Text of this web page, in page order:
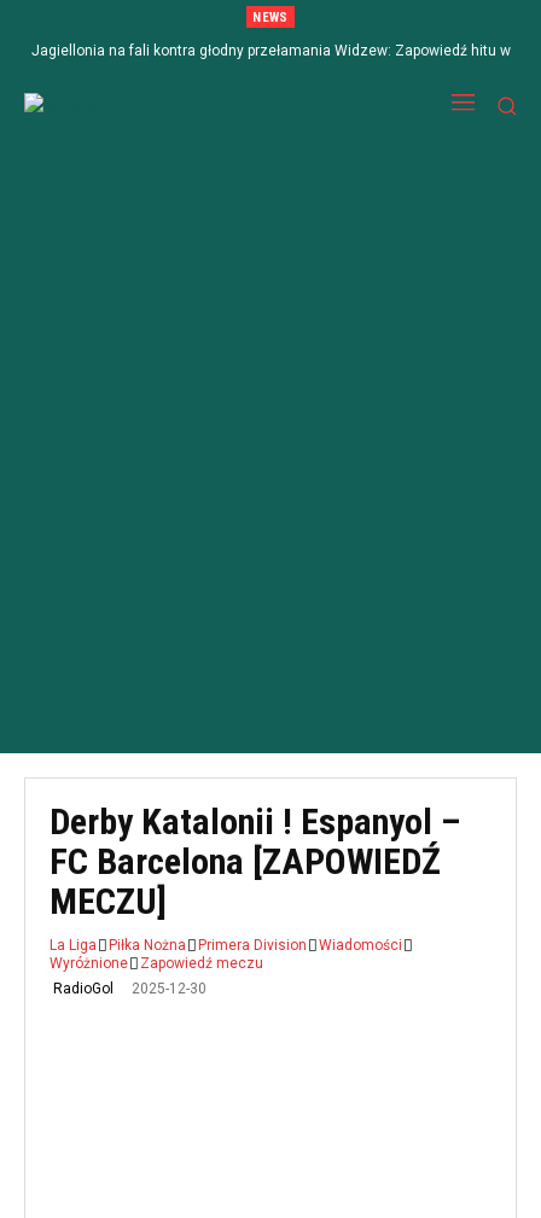
NEWS
Jagiellonia na fali kontra głodny przełamania Widzew: Zapowiedź hitu w
Derby Katalonii ! Espanyol –
FC Barcelona [ZAPOWIEDŹ
MECZU]
La Liga Piłka Nożna Primera Division
Wiadomości
Wyróżnione
Zapowiedź meczu
RadioGol
2025-12-30